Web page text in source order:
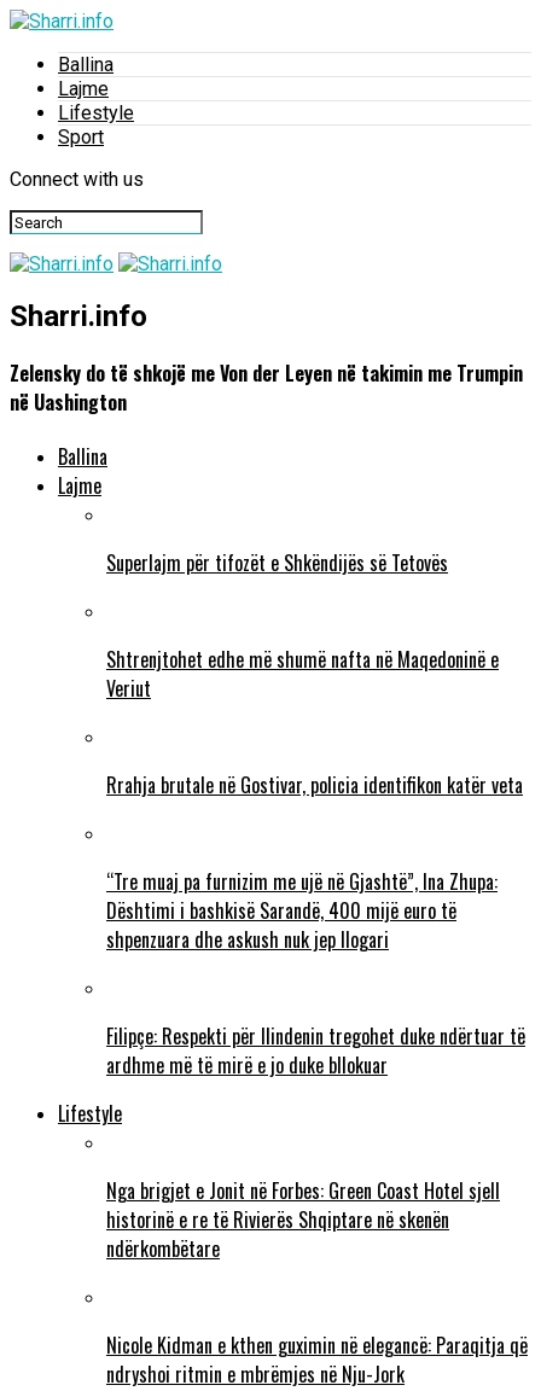
Ballina
Lajme
Lifestyle
Sport
Connect with us
Sharri.info
Zelensky do të shkojë me Von der Leyen në takimin me Trumpin
në Uashington
Ballina
Lajme
Superlajm për tifozët e Shkëndijës së Tetovës
Shtrenjtohet edhe më shumë nafta në Maqedoninë e
Veriut
Rrahja brutale në Gostivar, policia identifikon katër veta
“Tre muaj pa furnizim me ujë në Gjashtë”, Ina Zhupa:
Dështimi i bashkisë Sarandë, 400 mijë euro të
shpenzuara dhe askush nuk jep llogari
Filipçe: Respekti për Ilindenin tregohet duke ndërtuar të
ardhme më të mirë e jo duke bllokuar
Lifestyle
Nga brigjet e Jonit në Forbes: Green Coast Hotel sjell
historinë e re të Rivierës Shqiptare në skenën
ndërkombëtare
Nicole Kidman e kthen guximin në elegancë: Paraqitja që
ndryshoi ritmin e mbrëmjes në Nju-Jork